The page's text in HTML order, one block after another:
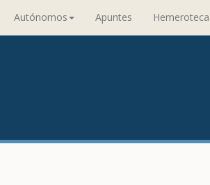
Autónomos Apuntes Hemeroteca